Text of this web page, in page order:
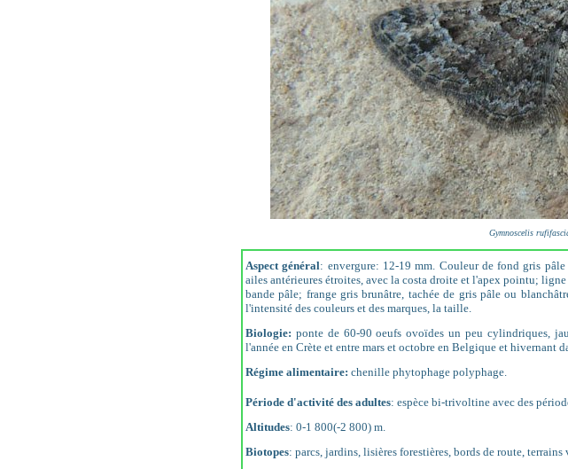
Gymnoscelis
Aspect général: envergure: 12-19 mm. Couleur de fond gris pâle
ailes antérieures étroites, avec la costa droite et l'apex pointu;
bande pâle; frange gris brunâtre, tachée de gris pâle ou
l'intensité des couleurs et des marques, la taille.
Biologie: ponte de 60-90 oeufs ovoïdes un peu cylindriques,
l'année en Crète et entre mars et octobre en Belgique et hivernant
Régime alimentaire: chenille phytophage polyphage.
Période d'activité des adultes: espèce bi-trivoltine avec des
Altitudes: 0-1 800(-2 800) m.
Biotopes: parcs, jardins, lisières forestières, bords de route,